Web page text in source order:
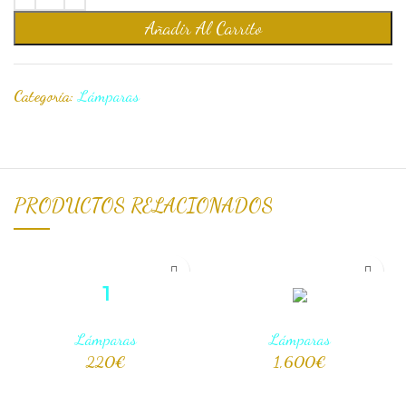
Añadir Al Carrito
Categoría: Lámparas
PRODUCTOS RELACIONADOS
1
Lámparas
220€
Lámparas
1,600€